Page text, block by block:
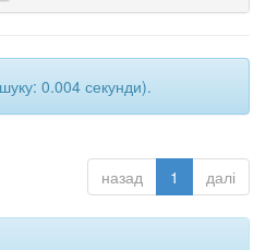
0.004 секунди).
назад 1 далі